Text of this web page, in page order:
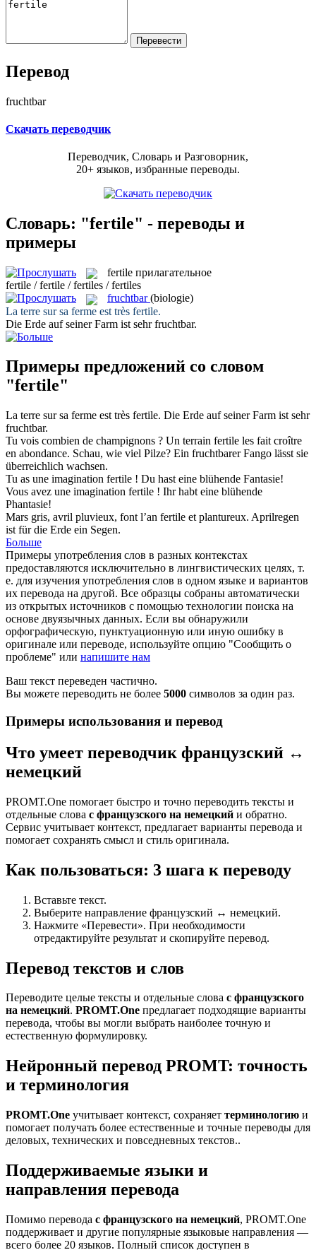
Перевод
fruchtbar
Скачать переводчик
Переводчик, Словарь и Разговорник,
20+ языков, избранные переводы.
Словарь: "fertile" - переводы и
примеры
fertile прилагательное
fertile / fertile / fertiles / fertiles
fruchtbar (biologie)
La terre sur sa ferme est très fertile.
Die Erde auf seiner Farm ist sehrfruchtbar.
Примеры предложений со словом
"fertile"
La terre sur sa ferme est très fertile. Die Erde auf seiner Farm ist sehr
fruchtbar.
Tu vois combien de champignons ? Un terrain fertile les fait croître
en abondance. Schau, wie viel Pilze? Ein fruchtbarerFango lässt sie
überreichlich wachsen.
Tu as une imagination fertile ! Du hast eine blühende Fantasie!
Vous avez une imagination fertile ! Ihr habt eine blühende
Phantasie!
Mars gris, avril pluvieux, font l’an fertile et plantureux. Aprilregen
ist für die Erde ein Segen.
Больше
Примеры употребления слов в разных контекстах
предоставляются исключительно в лингвистических целях, т.
е. для изучения употребления слов в одном языке и вариантов
их перевода на другой. Все образцы собраны автоматически
из открытых источников с помощью технологии поиска на
основе двуязычных данных. Если вы обнаружили
орфографическую, пунктуационную или иную ошибку в
оригинале или переводе, используйте опцию "Сообщить о
проблеме" или напишите нам
Ваш текст переведен частично.
Вы можете переводить не более 5000 символов за один раз.
Примеры использования и перевод
Что умеет переводчик французский ↔
немецкий
PROMT.One помогает быстро и точно переводить тексты и
отдельные слова с французского на немецкий и обратно.
Сервис учитывает контекст, предлагает варианты перевода и
помогает сохранять смысл и стиль оригинала.
Как пользоваться: 3 шага к переводу
Вставьте текст.
Выберите направление французский ↔ немецкий.
Нажмите «Перевести». При необходимости
отредактируйте результат и скопируйте перевод.
Перевод текстов и слов
Переводите целые тексты и отдельные слова с французского
на немецкий. PROMT.One предлагает подходящие варианты
перевода, чтобы вы могли выбрать наиболее точную и
естественную формулировку.
Нейронный перевод PROMT: точность
и терминология
PROMT.One учитывает контекст, сохраняет терминологию и
помогает получать более естественные и точные переводы для
деловых, технических и повседневных текстов..
Поддерживаемые языки и
направления перевода
Помимо перевода с французского на немецкий, PROMT.One
поддерживает и другие популярные языковые направления —
всего более 20 языков. Полный список доступен в